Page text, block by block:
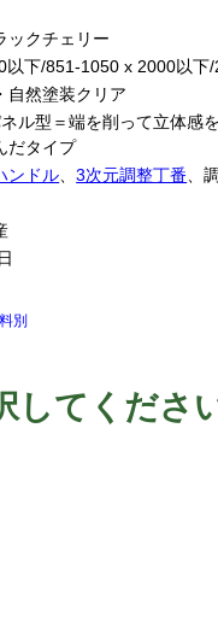
ックチェリー
以下/851-1050 x 2000以下
自然塗装クリア
ル型＝端を削って立体感
だタイプ
ンドル 、3次元調整丁番 、
別
してくださ